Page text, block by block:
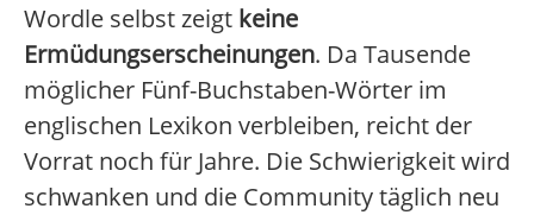
Wordle selbst zeigt keine
Ermüdungserscheinungen. Da Tausende
möglicher Fünf-Buchstaben-Wörter im
englischen Lexikon verbleiben, reicht der
Vorrat noch für Jahre. Die Schwierigkeit wird
schwanken und die Community täglich neu